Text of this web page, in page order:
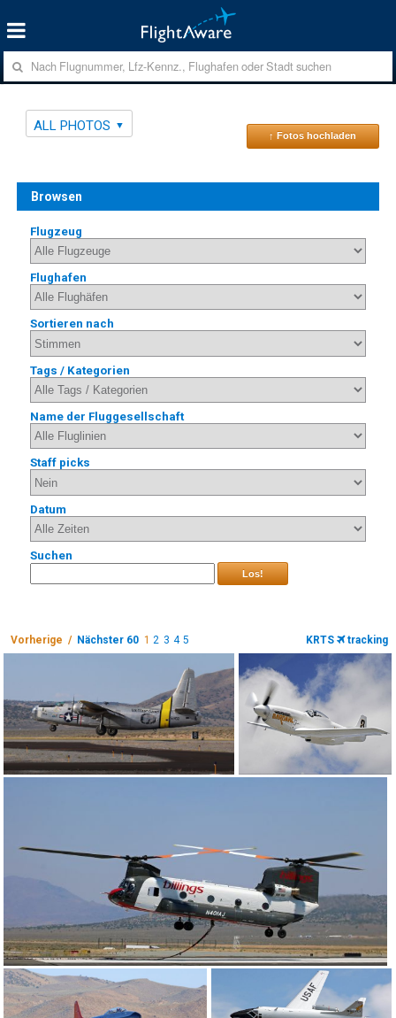
ALL PHOTOS
↑ Fotos hochladen
Browsen
Flugzeug
Flughafen
Sortieren nach
Tags / Kategorien
Name der Fluggesellschaft
Staff picks
Datum
Suchen
Los!
Vorherige / Nächster 60 1 2 3 4 5 KRTS tracking